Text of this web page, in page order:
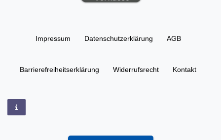
Impressum Daten­schutz­erklärung AGB
Barrierefreiheitserklärung Widerrufs­recht Kontakt